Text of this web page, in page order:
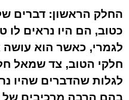
החלק הראשון: דברים
כטוב, הם היו נראים לו
לגמרי, כאשר הוא
חלקי הטוב, צד שמאל
לגלות שהדברים שהיו
בהם הרבה מרכיבים של